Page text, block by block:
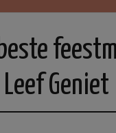
Geniet